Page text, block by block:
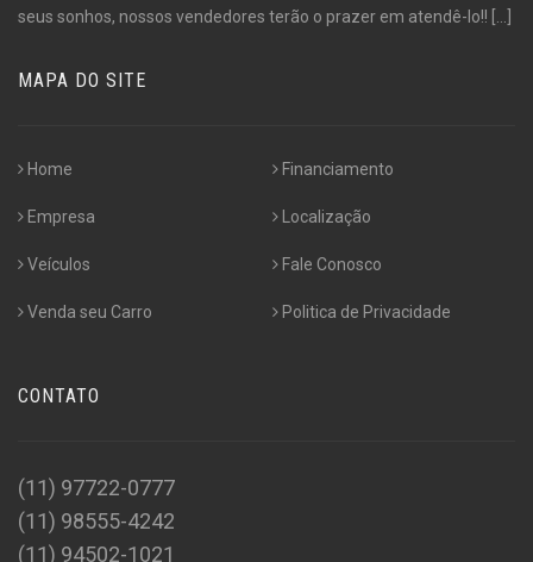
seus sonhos, nossos vendedores terão o prazer em atendê-lo!! [...]
MAPA DO SITE
Home
Empresa
Veículos
Venda seu Carro
Financiamento
Localização
Fale Conosco
Politica de Privacidade
CONTATO
(11) 97722-0777
(11) 98555-4242
(11) 94502-1021